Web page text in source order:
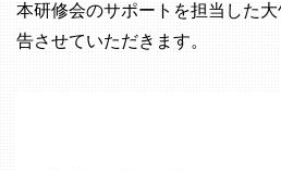
本研修会のサポートを担当した
告させていただきます。